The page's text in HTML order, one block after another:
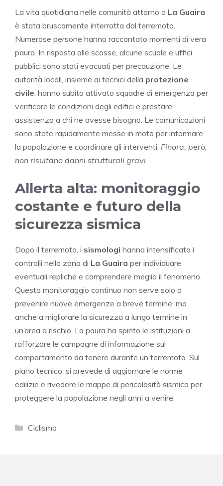
La vita quotidiana nelle comunità attorno a La Guaira
è stata bruscamente interrotta dal terremoto.
Numerose persone hanno raccontato momenti di vera
paura. In risposta alle scosse, alcune scuole e uffici
pubblici sono stati evacuati per precauzione. Le
autorità locali, insieme ai tecnici della protezione
civile , hanno subito attivato squadre di emergenza per
verificare le condizioni degli edifici e prestare
assistenza a chi ne avesse bisogno. Le comunicazioni
sono state rapidamente messe in moto per informare
la popolazione e coordinare gli interventi. Finora, però,
non risultano danni strutturali gravi.
Allerta alta: monitoraggio
costante e futuro della
sicurezza sismica
Dopo il terremoto, i sismologi hanno intensificato i
controlli nella zona di La Guaira per individuare
eventuali repliche e comprendere meglio il fenomeno.
Questo monitoraggio continuo non serve solo a
prevenire nuove emergenze a breve termine, ma
anche a migliorare la sicurezza a lungo termine in
un’area a rischio. La paura ha spinto le istituzioni a
rafforzare le campagne di informazione sul
comportamento da tenere durante un terremoto. Sul
piano tecnico, si prevede di aggiornare le norme
edilizie e rivedere le mappe di pericolosità sismica per
proteggere la popolazione negli anni a venire.
Categorie
Ciclismo